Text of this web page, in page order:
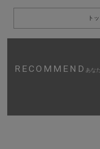
ト
RECOMMEND あな